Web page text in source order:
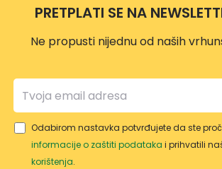
PRETPLATI SE NA
Ne propusti nijednu od naših
Odabirom nastavka potvrđujete da ste
informacije o zaštiti podataka i prihvatili
korištenja.